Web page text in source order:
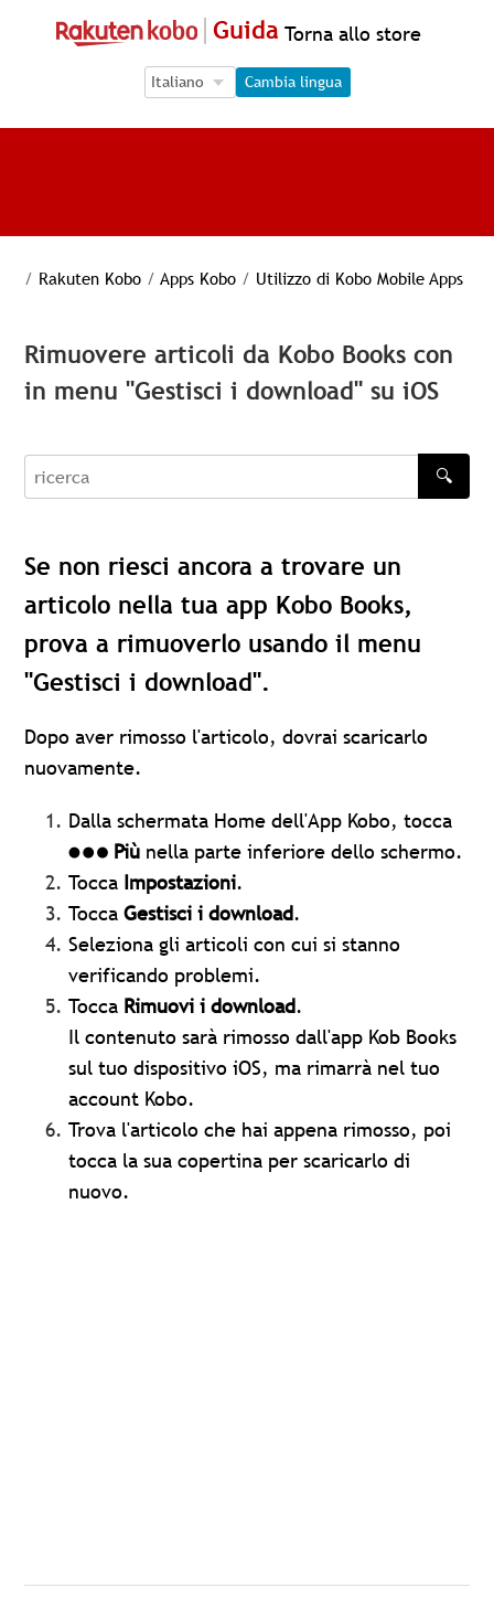
Guida Torna allo store
Language Selection
Language Selection
Cambia lingua
/ Rakuten Kobo / Apps Kobo / Utilizzo di Kobo Mobile Apps
Rimuovere articoli da Kobo Books con
in menu "Gestisci i download" su iOS
recherche
🔍
Se non riesci ancora a trovare un
articolo nella tua app Kobo Books,
prova a rimuoverlo usando il menu
"Gestisci i download".
Dopo aver rimosso l'articolo, dovrai scaricarlo
nuovamente.
Dalla schermata Home dell'App Kobo, tocca
Più nella parte inferiore dello schermo.
Tocca Impostazioni.
ToccaGestisci i download.
Seleziona gli articoli con cui si stanno
verificando problemi.
Tocca Rimuovi i download.
Il contenuto sarà rimosso dall'app Kob Books
sul tuo dispositivo iOS, ma rimarrà nel tuo
account Kobo.
Trova l'articolo che hai appena rimosso, poi
tocca la sua copertina per scaricarlo di
nuovo.